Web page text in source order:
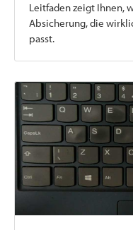
Leitfaden zeigt Ihnen,
Absicherung, die
passt.